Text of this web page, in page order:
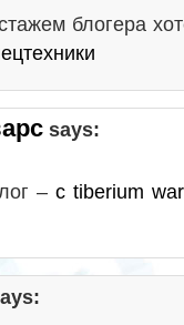
блогера
says:
–c tiberium